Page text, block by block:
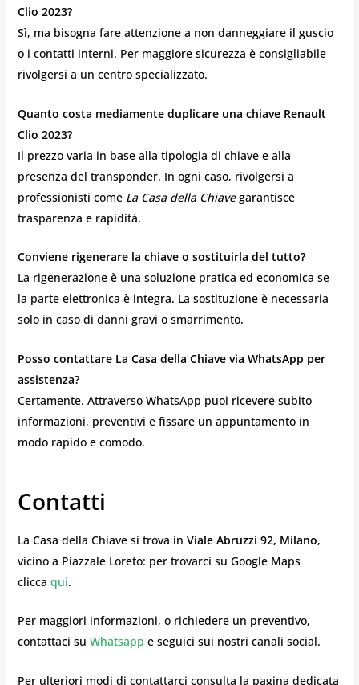
Clio 2023?
Sì, ma bisogna fare attenzione a non danneggiare il guscio
o i contatti interni. Per maggiore sicurezza è consigliabile
rivolgersi a un centro specializzato.
Quanto costa mediamente duplicare una chiave Renault
Clio 2023?
Il prezzo varia in base alla tipologia di chiave e alla
presenza del transponder. In ogni caso, rivolgersi a
professionisti come La Casa della Chiavegarantisce
trasparenza e rapidità.
Conviene rigenerare la chiave o sostituirla del tutto?
La rigenerazione è una soluzione pratica ed economica se
la parte elettronica è integra. La sostituzione è necessaria
solo in caso di danni gravi o smarrimento.
Posso contattare La Casa della Chiave via WhatsApp per
assistenza?
Certamente. Attraverso WhatsApp puoi ricevere subito
informazioni, preventivi e fissare un appuntamento in
modo rapido e comodo.
Contatti
La Casa della Chiave si trova in Viale Abruzzi 92, Milano,
vicino a Piazzale Loreto: per trovarci su Google Maps
clicca qui.
Per maggiori informazioni, o richiedere un preventivo,
contattaci su Whatsapp e seguici sui nostri canali social.
Per ulteriori modi di contattarci consulta la pagina dedicata